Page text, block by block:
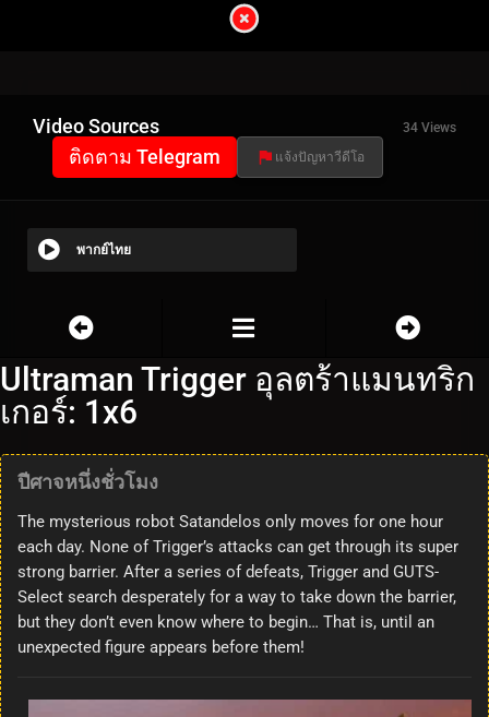
Video Sources 34 Views
ติดตาม Telegram แจ้งปัญหาวีดีโอ
พากย์ไทย
Ultraman Trigger อุลตร้าแมนทริก
เกอร์: 1x6
ปีศาจหนึ่งชั่วโมง
The mysterious robot Satandelos only moves for one hour
each day. None of Trigger’s attacks can get through its super
strong barrier. After a series of defeats, Trigger and GUTS-
Select search desperately for a way to take down the barrier,
but they don’t even know where to begin… That is, until an
unexpected figure appears before them!